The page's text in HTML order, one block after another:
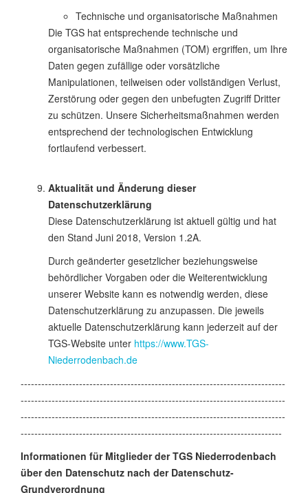
Technische und organisatorische Maßnahmen
Die TGS hat entsprechende technische und
organisatorische Maßnahmen (TOM) ergriffen, um Ihre
Daten gegen zufällige oder vorsätzliche
Manipulationen, teilweisen oder vollständigen Verlust,
Zerstörung oder gegen den unbefugten Zugriff Dritter
zu schützen. Unsere Sicherheitsmaßnahmen werden
entsprechend der technologischen Entwicklung
fortlaufend verbessert.
Aktualität und Änderung dieser
Datenschutzerklärung
Diese Datenschutzerklärung ist aktuell gültig und hat
den Stand Juni 2018, Version 1.2A.
Durch geänderter gesetzlicher beziehungsweise
behördlicher Vorgaben oder die Weiterentwicklung
unserer Website kann es notwendig werden, diese
Datenschutzerklärung zu anzupassen. Die jeweils
aktuelle Datenschutzerklärung kann jederzeit auf der
TGS-Website unter https://www.TGS-
Niederrodenbach.de
-----------------------------------------------------------------------------
-----------------------------------------------------------------------------
-----------------------------------------------------------------------------
----------------------------------------------------------------------------
Informationen für Mitglieder der TGS Niederrodenbach
über den Datenschutz nach der Datenschutz-
Grundverordnung